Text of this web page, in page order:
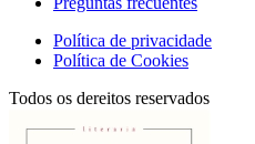
Política de privacidade
Política de Cookies
Todos os dereitos reservados